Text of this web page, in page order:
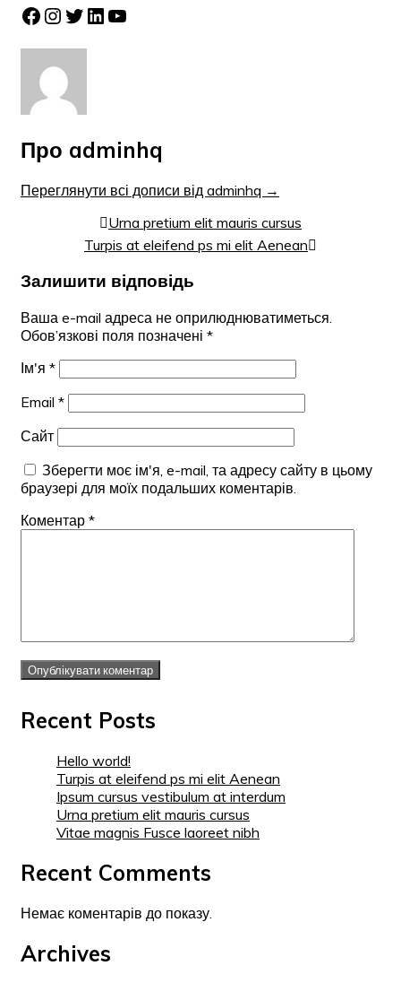
Facebook
Instagram
Twitter
LinkedIn
YouTube
Про adminhq
Переглянути всі дописи від adminhq →
navigation
Urna pretium elit mauris cursus
Turpis at eleifend ps mi elit Aenean
Залишити відповідь
Ваша e-mail адреса не оприлюднюватиметься.
Обов’язкові поля позначені *
Ім'я *
Email *
Сайт
Зберегти моє ім'я, e-mail, та адресу сайту в цьому
браузері для моїх подальших коментарів.
Коментар *
Recent Posts
Hello world!
Turpis at eleifend ps mi elit Aenean
Ipsum cursus vestibulum at interdum
Urna pretium elit mauris cursus
Vitae magnis Fusce laoreet nibh
Recent Comments
Немає коментарів до показу.
Archives